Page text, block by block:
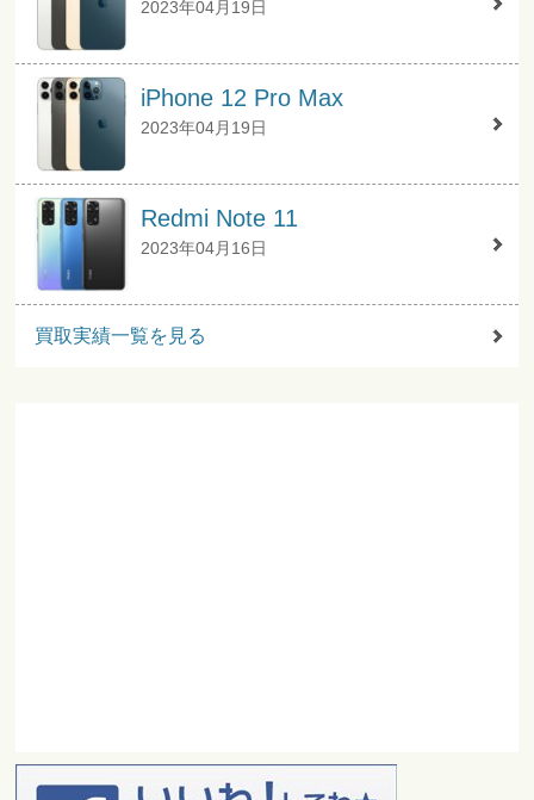
2023年04月19日
iPhone 12 Pro Max
2023年04月19日
Redmi Note 11
2023年04月16日
買取実績一覧を見る